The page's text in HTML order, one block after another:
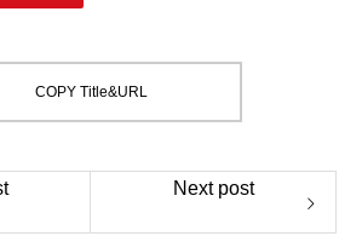
COPY Title&URL
Next post